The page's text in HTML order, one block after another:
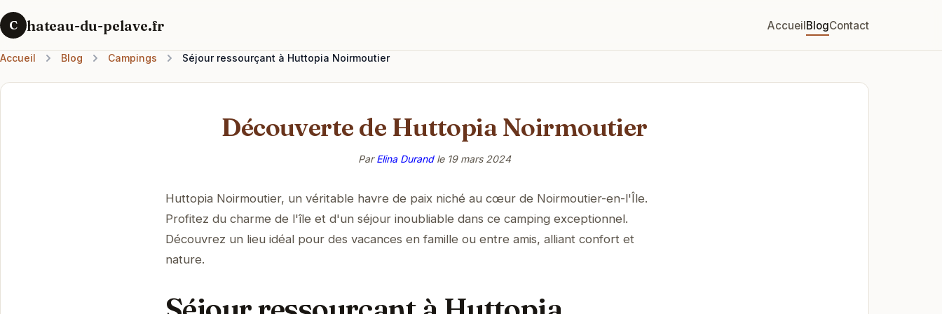
C hateau-du-pelave.fr AccueilBlogContact
Accueil Blog Campings Séjour ressourçant à Huttopia Noirmoutier
Découverte de Huttopia Noirmoutier
ParElina Durandle 19 mars 2024
Huttopia Noirmoutier, un véritable havre de paix niché au cœur de Noirmoutier-en-l'Île.
Profitez du charme de l'île et d'un séjour inoubliable dans ce camping exceptionnel.
Découvrez un lieu idéal pour des vacances en famille ou entre amis, alliant confort et
nature.